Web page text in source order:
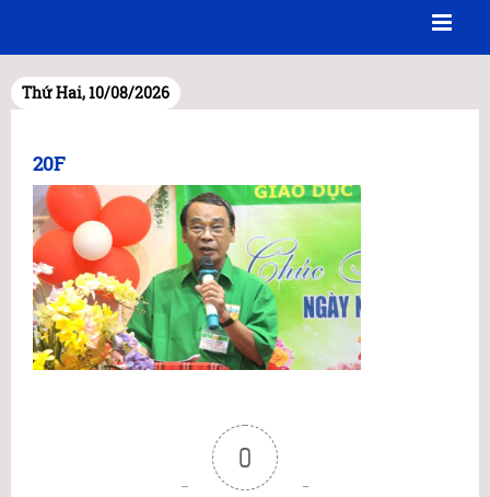
Thứ Hai, 10/08/2026
20F
0